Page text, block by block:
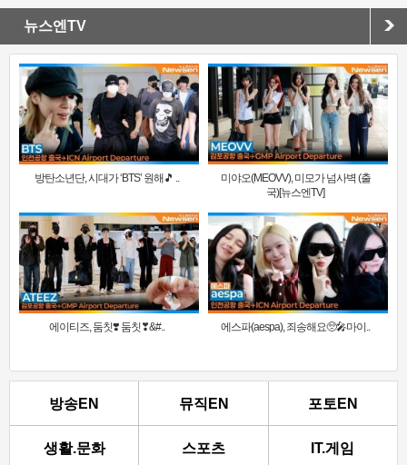
뉴스엔TV
방탄소년단, 시대가 ‘BTS’ 원해🎵 ..
미야오(MEOVV), 미모가 넘사벽 (출
국)[뉴스엔TV]
에이티즈, 둠칫❣️ 둠칫❣&#.. 에스파(aespa), 죄송해요🥺🎤마이..
방송EN 뮤직EN 포토EN
생활.문화 스포츠 IT.게임